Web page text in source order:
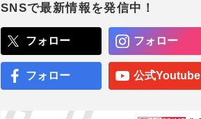
SNSで最新情報を発信中！
フォロー フォロー
フォロー 公式Youtube